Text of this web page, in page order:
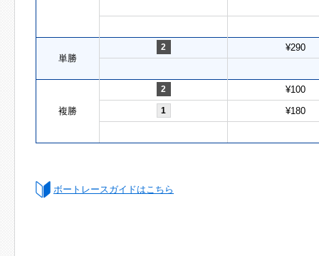
単勝
2 ¥290
複勝
2 ¥100
1 ¥180
ボートレースガイドはこちら